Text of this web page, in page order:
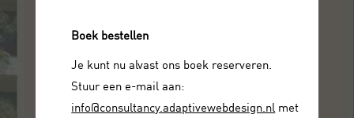
Boek bestellen
Je kunt nu alvast ons boek reserveren.
Stuur een e-mail aan:
info@consultancy.adaptivewebdesign.nl met